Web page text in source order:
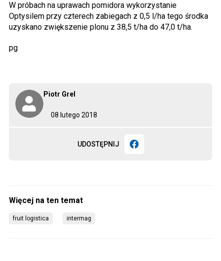
08 lutego 2018
Piotr Grel
UDOSTĘPNIJ
W próbach na uprawach pomidora wykorzystanie
Optysilem przy czterech zabiegach z 0,5 l/ha tego środka
uzyskano zwiększenie plonu z 38,5 t/ha do 47,0 t/ha.
pg
fruit logistica intermag